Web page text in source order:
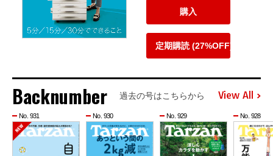
購入
定期購読 (27%OFF)
Backnumber 過去の号はこちらから View All
No. 931 No. 930 No. 929 No. 928